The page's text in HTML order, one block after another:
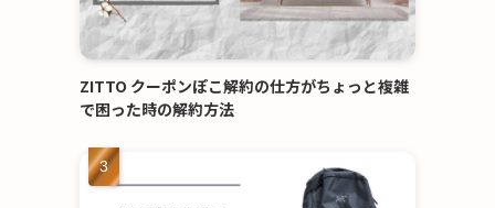
ZITTO クーポンぽこ解約の仕方がちょっと複雑
で困った時の解約方法